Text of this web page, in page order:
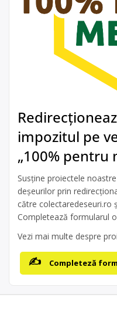
impozitul pe
„100% pentru
Susține proiectele
deșeurilor prin
către colectaredeseuri.ro
Completează formularul
Vezi mai multe despre
Completeză